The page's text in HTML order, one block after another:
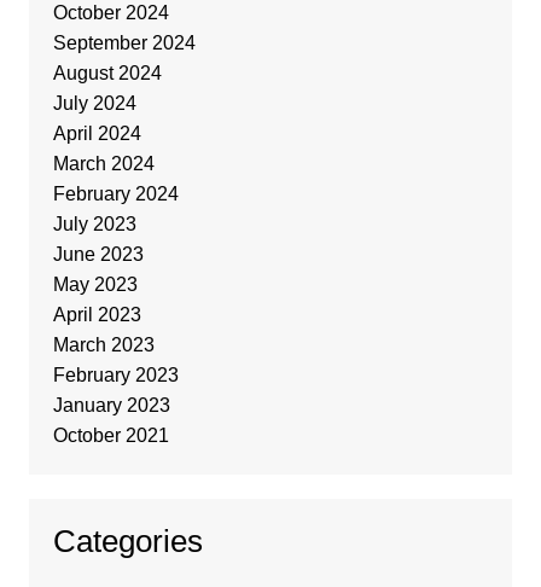
October 2024
September 2024
August 2024
July 2024
April 2024
March 2024
February 2024
July 2023
June 2023
May 2023
April 2023
March 2023
February 2023
January 2023
October 2021
Categories